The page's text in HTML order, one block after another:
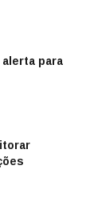
para